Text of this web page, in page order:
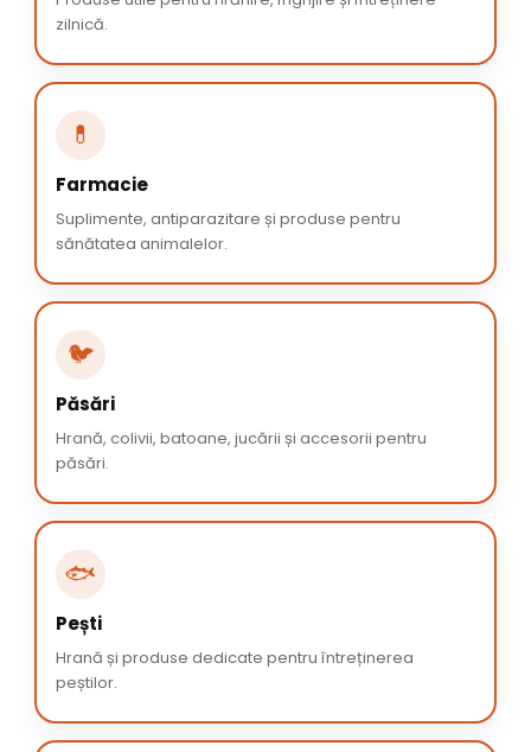
zilnică.
💊
Farmacie
Suplimente, antiparazitare și produse pentru
sănătatea animalelor.
🐦
Păsări
Hrană, colivii, batoane, jucării și accesorii pentru
păsări.
🐟
Pești
Hrană și produse dedicate pentru întreținerea
peștilor.